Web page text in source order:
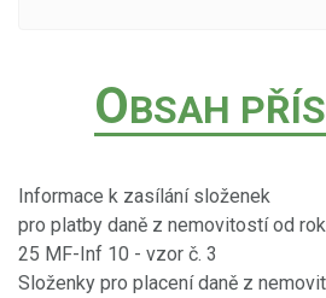
OBSAH
Informace k zasílání složenek
pro platby daně z nemovitostí od
25 MF-Inf 10 - vzor č. 3
Složenky pro placení daně z